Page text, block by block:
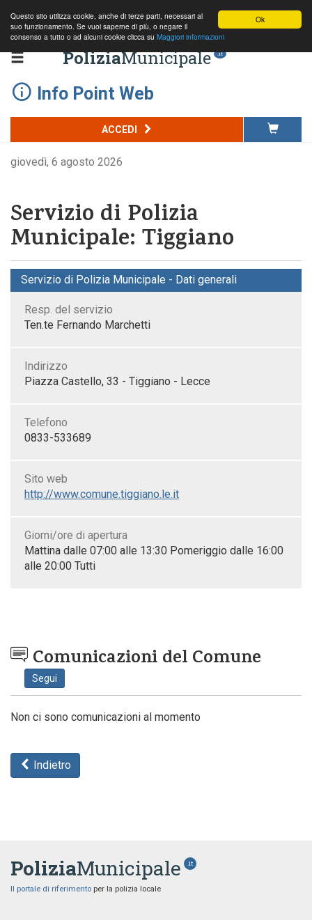
Ok
Questo sito utilizza cookie, anche di terze parti, necessari al
suo funzionamento. Se vuoi saperne di più, o negare il
consenso a tutto o ad alcuni cookie clicca su Maggiori informazioni
PoliziaMunicipale .it
Info Point Web
ACCEDI
giovedì, 6 agosto 2026
Servizio di Polizia
Municipale: Tiggiano
Servizio di Polizia Municipale - Dati generali
Resp. del servizio
Ten.te Fernando Marchetti
Indirizzo
Piazza Castello, 33 - Tiggiano - Lecce
Telefono
0833-533689
Sito web
http://www.comune.tiggiano.le.it
Giorni/ore di apertura
Mattina dalle 07:00 alle 13:30 Pomeriggio dalle 16:00
alle 20:00 Tutti
Comunicazioni del Comune
Segui
Non ci sono comunicazioni al momento
Indietro
PoliziaMunicipale .it
Il portale di riferimento per la polizia locale